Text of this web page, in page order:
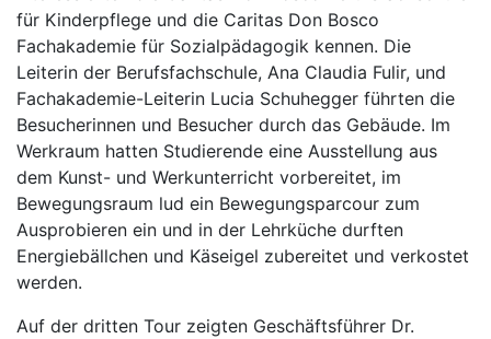
für Kinderpflege und die Caritas Don Bosco
Fachakademie für Sozialpädagogik kennen. Die
Leiterin der Berufsfachschule, Ana Claudia Fulir, und
Fachakademie-Leiterin Lucia Schuhegger führten die
Besucherinnen und Besucher durch das Gebäude. Im
Werkraum hatten Studierende eine Ausstellung aus
dem Kunst- und Werkunterricht vorbereitet, im
Bewegungsraum lud ein Bewegungsparcour zum
Ausprobieren ein und in der Lehrküche durften
Energiebällchen und Käseigel zubereitet und verkostet
werden.
Auf der dritten Tour zeigten Geschäftsführer Dr.